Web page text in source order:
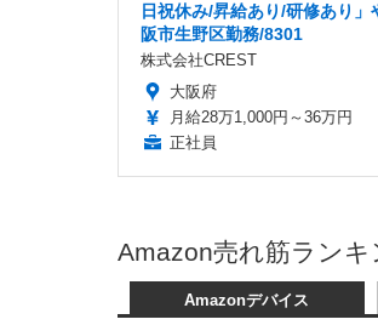
日祝休み/昇給あり/研修あり
阪市生野区勤務/8301
株式会社CREST
大阪府
月給28万1,000円～36万円
正社員
Amazon売れ筋ランキ
Amazonデバイス